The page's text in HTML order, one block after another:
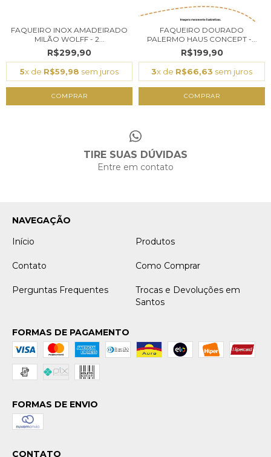
FAQUEIRO INOX AMADEIRADO
MILÃO WOLFF - 2...
R$299,90
5x de R$59,98 sem juros
COMPRAR
FAQUEIRO DOURADO
PALERMO HAUS CONCEPT -...
R$199,90
3x de R$66,63 sem juros
TIRE SUAS DÚVIDAS
Entre em contato
NAVEGAÇÃO
Início
Produtos
Contato Como Comprar
Perguntas Frequentes
Trocas e Devoluções em
Santos
FORMAS DE PAGAMENTO
FORMAS DE ENVIO
CONTATO